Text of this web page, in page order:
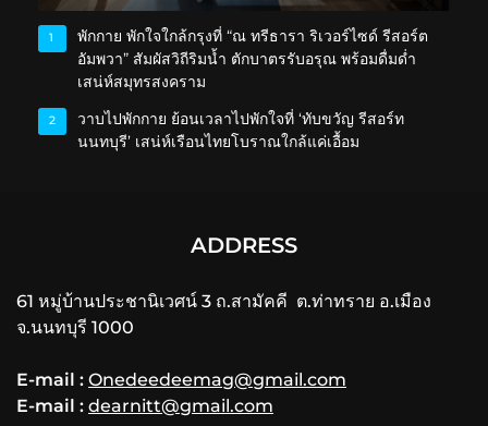
1
พักกาย พักใจใกล้กรุงที่ “ณ ทรีธารา ริเวอร์ไซด์ รีสอร์ต
อัมพวา” สัมผัสวิถีริมน้ำ ตักบาตรรับอรุณ พร้อมดื่มด่ำ
เสน่ห์สมุทรสงคราม
2
วาบไปพักกาย ย้อนเวลาไปพักใจที่ ‘ทับขวัญ รีสอร์ท
นนทบุรี’ เสน่ห์เรือนไทยโบราณใกล้แค่เอื้อม
ADDRESS
61 หมู่บ้านประชานิเวศน์ 3 ถ.สามัคคี ต.ท่าทราย อ.เมือง
จ.นนทบุรี 1000
E-mail : Onedeedeemag@gmail.com
E-mail : dearnitt@gmail.com